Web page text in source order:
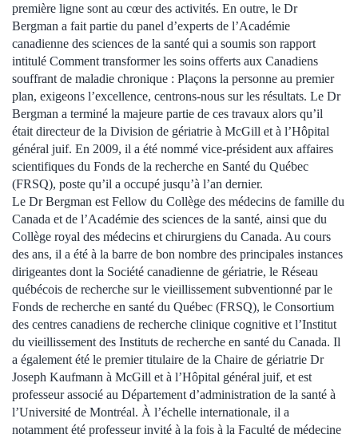
première ligne sont au cœur des activités. En outre, le Dr
Bergman a fait partie du panel d’experts de l’Académie
canadienne des sciences de la santé qui a soumis son rapport
intitulé Comment transformer les soins offerts aux Canadiens
souffrant de maladie chronique : Plaçons la personne au premier
plan, exigeons l’excellence, centrons-nous sur les résultats. Le Dr
Bergman a terminé la majeure partie de ces travaux alors qu’il
était directeur de la Division de gériatrie à McGill et à l’Hôpital
général juif. En 2009, il a été nommé vice-président aux affaires
scientifiques du Fonds de la recherche en Santé du Québec
(FRSQ), poste qu’il a occupé jusqu’à l’an dernier.
Le Dr Bergman est Fellow du Collège des médecins de famille du
Canada et de l’Académie des sciences de la santé, ainsi que du
Collège royal des médecins et chirurgiens du Canada. Au cours
des ans, il a été à la barre de bon nombre des principales instances
dirigeantes dont la Société canadienne de gériatrie, le Réseau
québécois de recherche sur le vieillissement subventionné par le
Fonds de recherche en santé du Québec (FRSQ), le Consortium
des centres canadiens de recherche clinique cognitive et l’Institut
du vieillissement des Instituts de recherche en santé du Canada. Il
a également été le premier titulaire de la Chaire de gériatrie Dr
Joseph Kaufmann à McGill et à l’Hôpital général juif, et est
professeur associé au Département d’administration de la santé à
l’Université de Montréal. À l’échelle internationale, il a
notamment été professeur invité à la fois à la Faculté de médecine